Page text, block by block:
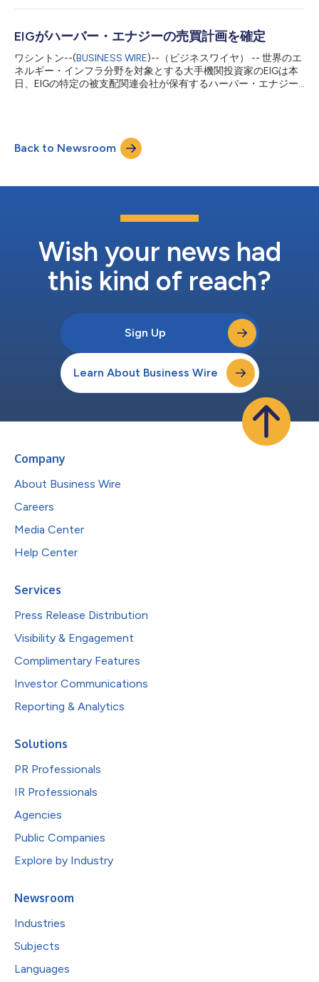
新設のガス中心の探査・生産会社です。 EIG完全子会社のブレー
の持ち分を負債を含めて総額約48億ドルの対価で取得しまし
トリームは、レプソルの世界的に分散された川上資産ポートフォ
リオを保有・運営し、米国を含む15カ国で日産60万boe/d以上の
生産と操業を行っています。この資産ポートフォリオは多額のフ
場環境が好ましいものとなれば同事業を米国で上場する可能性を
想定しています。 EIG...
EIGがハーバー・エナジーの売買計画を確定
ワシントン--(BUSINESS WIRE)--（ビジネスワイヤ） -- 世界のエ
ネルギー・インフラ分野を対象とする大手機関投資家のEIGは本
日、EIGの特定の被支配関連会社が保有するハーバー・エナジー
まなEIGファンド投資家とEIG関連株主への本株式の分配を完了し
ています。この分配は一部のEIG関連株主にとって課税対象であ
り、そのため、EIGは主にその税金負担をカバーするために本売
2023年2月6日に締約されたもので、計画がなければインサイダ
却を行うことができない時点でも2023年3月9日まで本株式の売
却を可能にするものとなっています。本売買計画は独立証券会社
量、時期の制約が適用されます。本売買計画が終了した後も、
EIGは当該...
Back to Newsroom
Wish your news had
this kind of reach?
Sign Up
Learn About Business Wire
Company
About Business Wire
Careers
Media Center
Help Center
Services
Press Release Distribution
Visibility & Engagement
Complimentary Features
Investor Communications
Reporting & Analytics
Solutions
PR Professionals
IR Professionals
Agencies
Public Companies
Explore by Industry
Newsroom
Industries
Subjects
Languages